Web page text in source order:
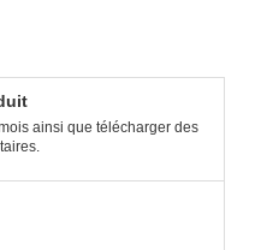
ainsi que télécharger des